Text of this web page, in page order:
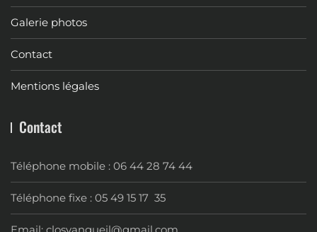
Galerie photos
Contact
Mentions légales
Contact
Téléphone mobile : 06 44 28 74 44
Téléphone fixe : 05 49 15 17 35